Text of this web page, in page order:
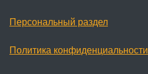
Персональный раздел
Политика конфиденциальности